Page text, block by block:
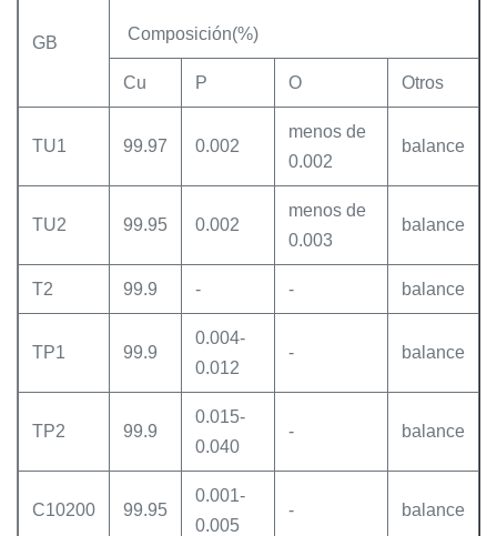
GB Composición(%)
Cu P O Otros
TU1 99.97 0.002
menos de
0.002
balance
TU2 99.95 0.002
menos de
0.003
balance
T2 99.9 - - balance
TP1 99.9
0.004-
0.012
- balance
TP2 99.9
0.015-
0.040
- balance
C10200 99.95
0.001-
0.005
- balance